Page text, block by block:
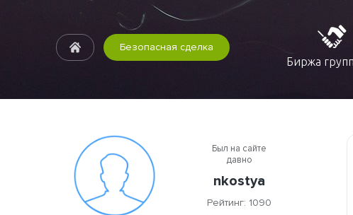
Безопасная сделка
Биржа
Был на сайте
давно
nkostya
Рейтинг: 1090